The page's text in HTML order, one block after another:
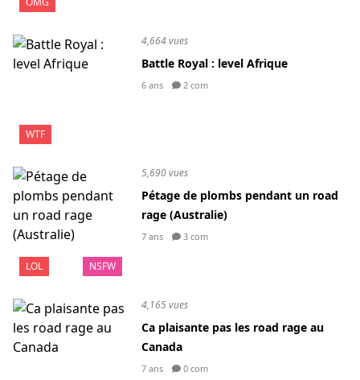
WTF
4,664 vues
Battle Royal : level Afrique
6 ans 2 com
LOL NSFW
5,690 vues
Pétage de plombs pendant un road
rage (Australie)
7 ans 3 com
4,165 vues
Ca plaisante pas les road rage au
Canada
7 ans 0 com